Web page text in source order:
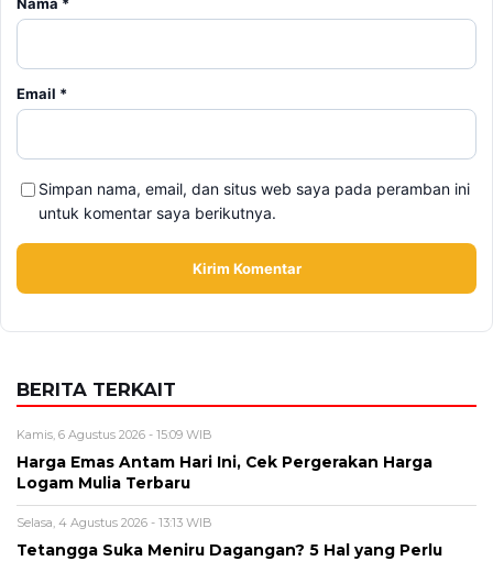
Logam Mulia Terbaru
Tetangga Suka Meniru Dagangan? 5 Hal yang Perlu
Selasa, 4 Agustus 2026 - 11:12 WIB
eDabu BPJS Kesehatan Terbaru, Cara Login, Fungsi,
dan Panduan Layanan Badan Usaha
Selasa, 4 Agustus 2026 - 09:42 WIB